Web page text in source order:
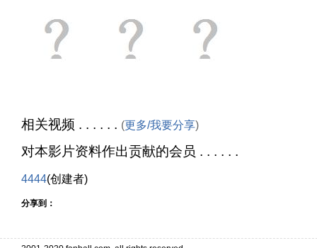
相关视频 . . . . . . (更多/我要分享)
对本影片资料作出贡献的会员 . . . . . .
4444(创建者)
分享到：